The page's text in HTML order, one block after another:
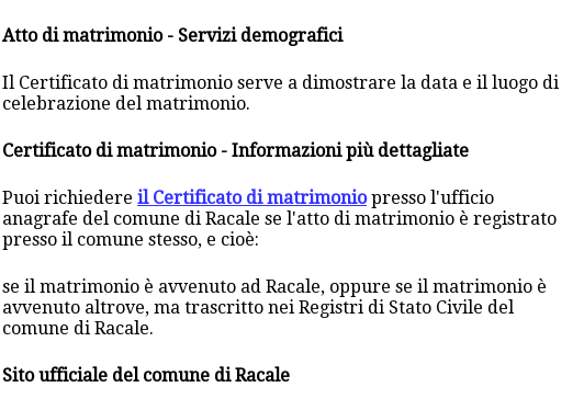
Atto di matrimonio - Servizi demografici
Il Certificato di matrimonio serve a dimostrare la data e il luogo di
celebrazione del matrimonio.
Certificato di matrimonio - Informazioni più dettagliate
Puoi richiedereil Certificato di matrimoniopresso l'ufficio
anagrafe del comune di Racale se l'atto di matrimonio è registrato
presso il comune stesso, e cioè:
se il matrimonio è avvenuto ad Racale, oppure se il matrimonio è
avvenuto altrove, ma trascritto nei Registri di Stato Civile del
comune di Racale.
Sito ufficiale del comune di Racale